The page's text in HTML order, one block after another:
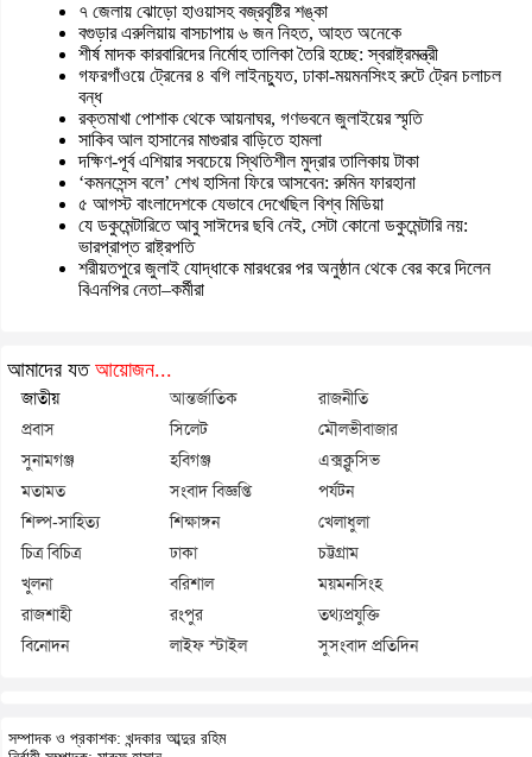
৭ জেলায় ঝোড়ো হাওয়াসহ বজ্রবৃষ্টির শঙ্কা
বগুড়ার এরুলিয়ায় বাসচাপায় ৬ জন নিহত, আহত অনেকে
শীর্ষ মাদক কারবারিদের নির্মোহ তালিকা তৈরি হচ্ছে: স্বরাষ্ট্রমন্ত্রী
গফরগাঁওয়ে ট্রেনের ৪ বগি লাইনচ্যুত, ঢাকা-ময়মনসিংহ রুটে ট্রেন চলাচল
বন্ধ
রক্তমাখা পোশাক থেকে আয়নাঘর, গণভবনে জুলাইয়ের স্মৃতি
সাকিব আল হাসানের মাগুরার বাড়িতে হামলা
দক্ষিণ-পূর্ব এশিয়ার সবচেয়ে স্থিতিশীল মুদ্রার তালিকায় টাকা
‘কমনসেন্স বলে’ শেখ হাসিনা ফিরে আসবেন: রুমিন ফারহানা
৫ আগস্ট বাংলাদেশকে যেভাবে দেখেছিল বিশ্ব মিডিয়া
যে ডকুমেন্টারিতে আবু সাঈদের ছবি নেই, সেটা কোনো ডকুমেন্টারি নয়:
ভারপ্রাপ্ত রাষ্ট্রপতি
শরীয়তপুরে জুলাই যোদ্ধাকে মারধরের পর অনুষ্ঠান থেকে বের করে দিলেন
বিএনপির নেতা–কর্মীরা
আমাদের যত আয়োজন...
জাতীয় আন্তর্জাতিক
রাজনীতি
প্রবাস
সিলেট
মৌলভীবাজার
সুনামগঞ্জ
হবিগঞ্জ
এক্সক্লুসিভ
মতামত
সংবাদ বিজ্ঞপ্তি
পর্যটন
শিল্প-সাহিত্য
শিক্ষাঙ্গন
খেলাধুলা
চিত্র বিচিত্র
ঢাকা
চট্টগ্রাম
খুলনা
বরিশাল
ময়মনসিংহ
রাজশাহী
রংপুর
তথ্যপ্রযুক্তি
বিনোদন
লাইফ স্টাইল সুসংবাদ প্রতিদিন
সম্পাদক ও প্রকাশক: খন্দকার আব্দুর রহিম